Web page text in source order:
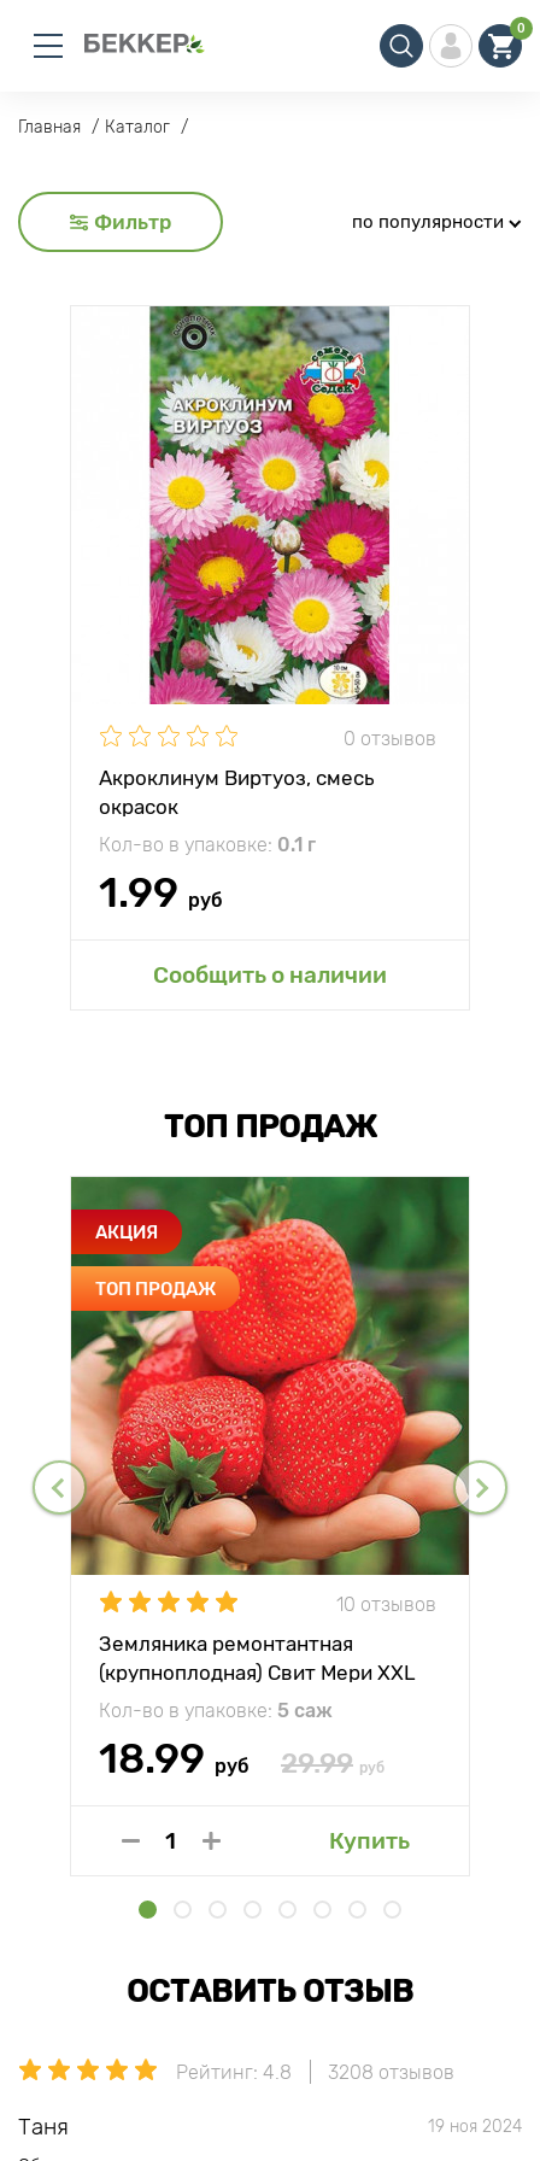
0
Главная Каталог
Фильтр по популярности
0 отзывов
Акроклинум Виртуоз, смесь
окрасок
Кол-во в упаковке: 0.1 г
1.99 руб
Сообщить о наличии
ТОП ПРОДАЖ
АКЦИЯ
ТОП ПРОДАЖ
10 отзывов
Земляника ремонтантная
(крупноплодная) Свит Мери XXL
Кол-во в упаковке: 5 саж
18.99 руб 29.99 руб
Купить
ОСТАВИТЬ ОТЗЫВ
Рейтинг: 4.8 3208 отзывов
Таня 19 ноя 2024